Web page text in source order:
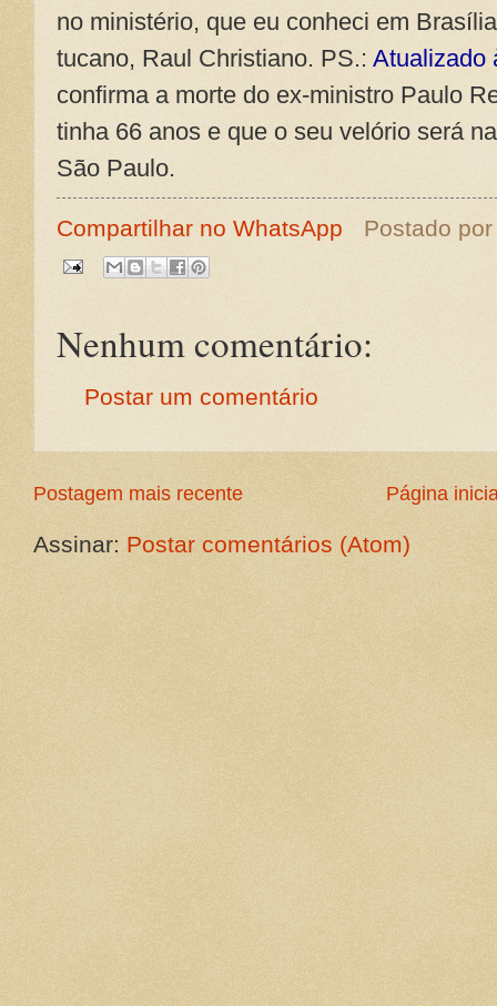
no ministério, que eu conheci em
tucano, Raul Christiano. PS.: Atualizado
confirma a morte do ex-ministro Paulo
tinha 66 anos e que o seu velório será
São Paulo.
Compartilhar no WhatsApp Postado
Nenhum comentário:
Postar um comentário
Postagem mais recente Página
Assinar: Postar comentários (Atom)